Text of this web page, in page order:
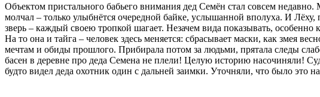
Объектом пристального бабьего внимания дед Семён стал совсем
молчал – только улыбнётся очередной байке, услышанной вполуха. И Лёху,
зверь – каждый своею тропкой шагает. Незачем вида показывать,
На то она и тайга – человек здесь меняется: сбрасывает маски, как змея
мечтам и обиды прошлого. Прибирала потом за людьми, прятала следы
басен в деревне про деда Семена не плели! Целую историю насочиняли!
будто видел деда охотник один с дальней заимки. Уточняли, что было это